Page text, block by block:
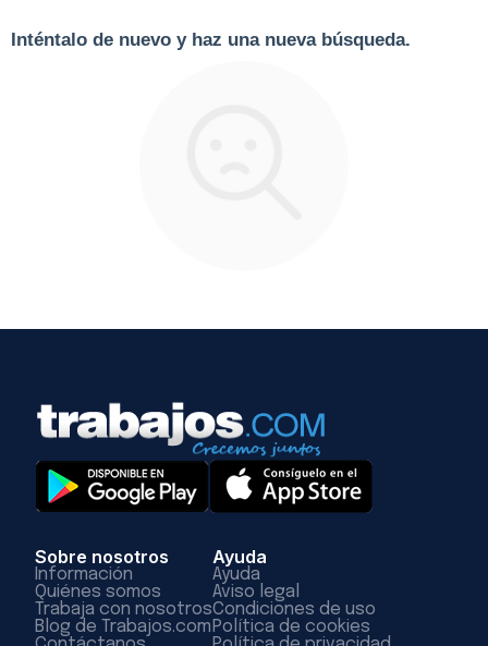
Inténtalo de nuevo y haz una nueva búsqueda.
Sobre nosotros
Información
Quiénes somos
Trabaja con nosotros
Blog de Trabajos.com
Ayuda
Ayuda
Aviso legal
Condiciones de uso
Política de cookies